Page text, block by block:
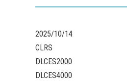
2025/10/14
CLRS
DLCES2000
DLCES4000